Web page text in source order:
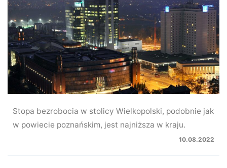
Stopa bezrobocia w stolicy Wielkopolski, podobnie jak
w powiecie poznańskim, jest najniższa w kraju.
10.08.2022